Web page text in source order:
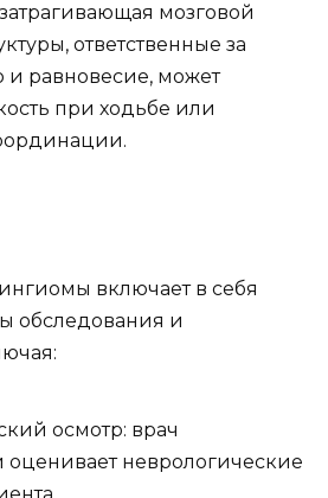
мозговой
ответственные за
равновесие, может
при ходьбе или
включает в себя
обследования и
осмотр: врач
оценивает неврологические